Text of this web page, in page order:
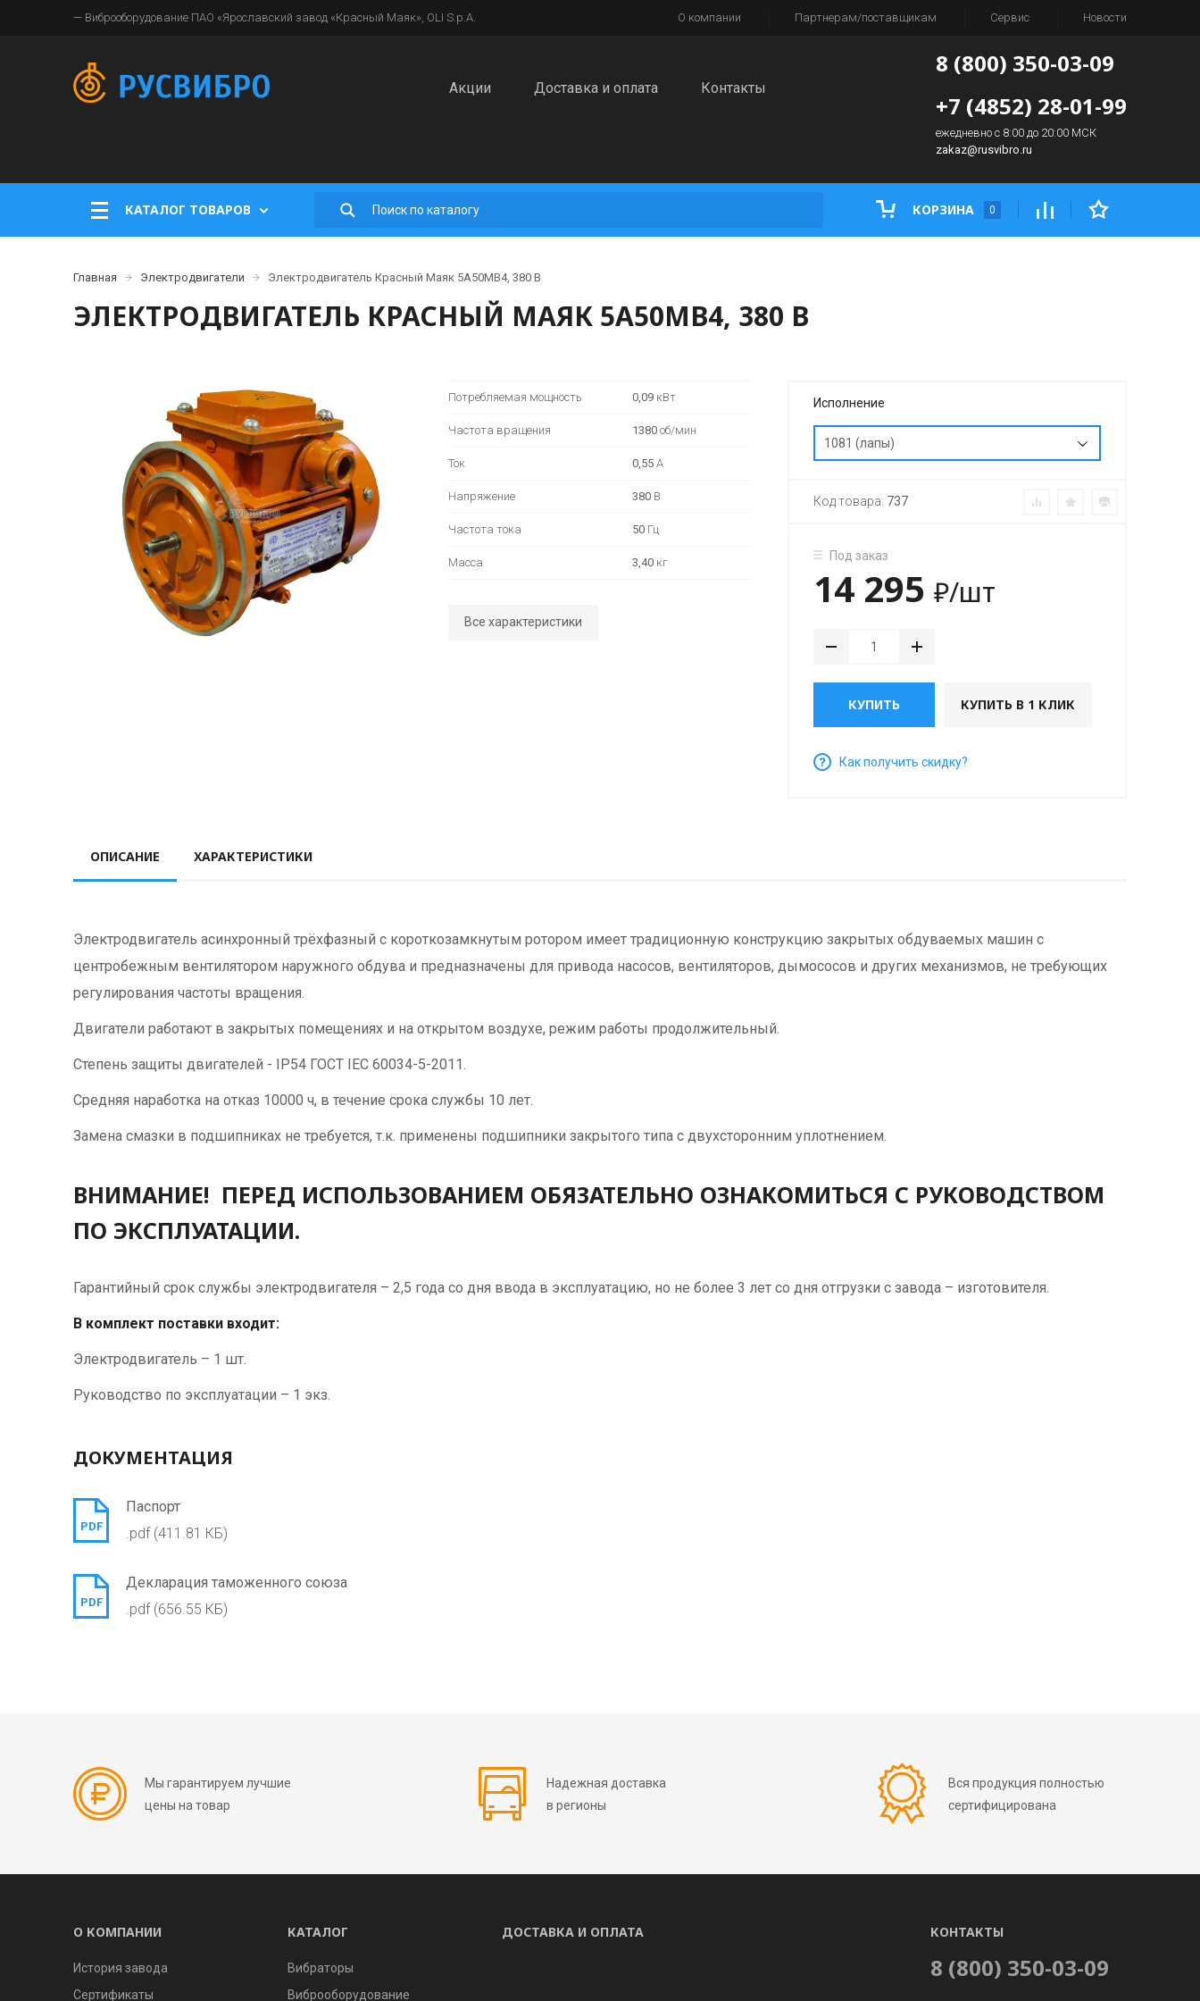
— Виброоборудование ПАО «Ярославский завод «Красный Маяк», OLI S.p.A. О компании Партнерам/поставщикам Сервис Новости
8 (800) 350-03-09
+7 (4852) 28-01-99
ежедневно с 8:00 до 20:00 МСК
zakaz@rusvibro.ru
Акции Доставка и оплата Контакты
КОРЗИНА 0
КАТАЛОГ ТОВАРОВ
Главная Электродвигатели Электродвигатель Красный Маяк 5А50МВ4, 380 В
ЭЛЕКТРОДВИГАТЕЛЬ КРАСНЫЙ МАЯК 5А50МВ4, 380 В
Потребляемая мощность 0,09 кВт
Частота вращения 1380 об/мин
Ток 0,55 А
Напряжение 380 В
Частота тока 50 Гц
Масса 3,40 кг
Все характеристики
Исполнение
1081 (лапы)
Код товара: 737
Под заказ
14 295 ₽/шт
КУПИТЬ КУПИТЬ В 1 КЛИК
Как получить скидку?
ОПИСАНИЕ ХАРАКТЕРИСТИКИ
Электродвигатель асинхронный трёхфазный с короткозамкнутым ротором имеет традиционную конструкцию закрытых обдуваемых машин с
центробежным вентилятором наружного обдува и предназначены для привода насосов, вентиляторов, дымососов и других механизмов, не требующих
регулирования частоты вращения.
Двигатели работают в закрытых помещениях и на открытом воздухе, режим работы продолжительный.
Степень защиты двигателей - IP54 ГОСТ IEC 60034-5-2011.
Средняя наработка на отказ 10000 ч, в течение срока службы 10 лет.
Замена смазки в подшипниках не требуется, т.к. применены подшипники закрытого типа с двухсторонним уплотнением.
ВНИМАНИЕ! ПЕРЕД ИСПОЛЬЗОВАНИЕМ ОБЯЗАТЕЛЬНО ОЗНАКОМИТЬСЯ С РУКОВОДСТВОМ
ПО ЭКСПЛУАТАЦИИ.
Гарантийный срок службы электродвигателя – 2,5 года со дня ввода в эксплуатацию, но не более 3 лет со дня отгрузки с завода – изготовителя.
В комплект поставки входит:
Электродвигатель – 1 шт.
Руководство по эксплуатации – 1 экз.
ДОКУМЕНТАЦИЯ
PDF
Паспорт
.pdf (411.81 КБ)
PDF
Декларация таможенного союза
.pdf (656.55 КБ)
Мы гарантируем лучшие
цены на товар
Надежная доставка
в регионы
Вся продукция полностью
сертифицирована
О КОМПАНИИ
История завода
Сертификаты
КАТАЛОГ
Вибраторы
Виброоборудование
ДОСТАВКА И ОПЛАТА КОНТАКТЫ
8 (800) 350-03-09